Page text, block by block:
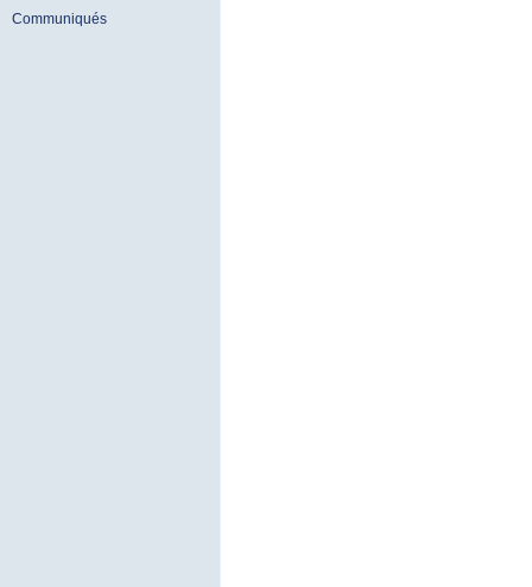
Communiqués